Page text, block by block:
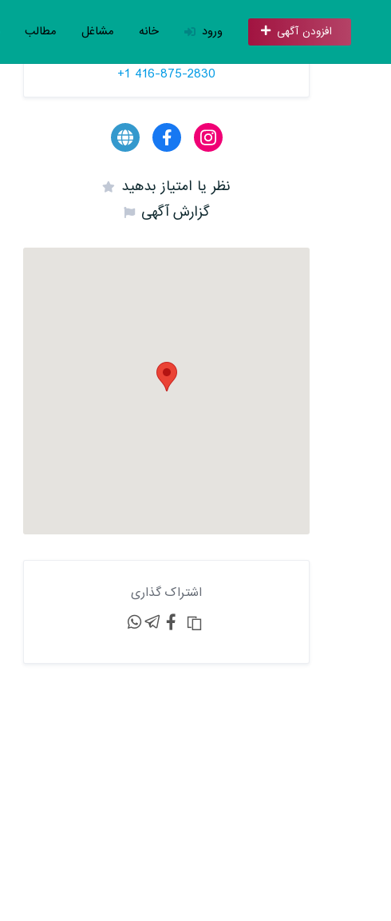
خانه مشاغل مطالب ورود افزودن آگهی
+1 416-875-2830
نظر یا امتیاز بدهید
گزارش آگهی
اشتراک گذاری